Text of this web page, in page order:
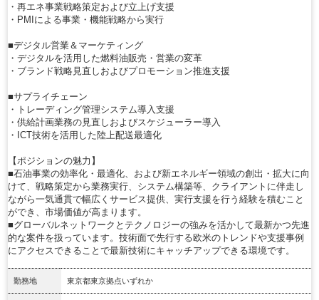
・再エネ事業戦略策定および立上げ支援
・PMIによる事業・機能戦略から実行
■デジタル営業＆マーケティング
・デジタルを活用した燃料油販売・営業の変革
・ブランド戦略見直しおよびプロモーション推進支援
■サプライチェーン
・トレーディング管理システム導入支援
・供給計画業務の見直しおよびスケジューラー導入
・ICT技術を活用した陸上配送最適化
【ポジションの魅力】
■石油事業の効率化・最適化、および新エネルギー領域の創出・拡大に向
けて、戦略策定から業務実行、システム構築等、クライアントに伴走し
ながら一気通貫で幅広くサービス提供、実行支援を行う経験を積むこと
ができ、市場価値が高まります。
■グローバルネットワークとテクノロジーの強みを活かして最新かつ先進
的な案件を扱っています。技術面で先行する欧米のトレンドや支援事例
にアクセスできることで最新技術にキャッチアップできる環境です。
勤務地 東京都東京拠点いずれか